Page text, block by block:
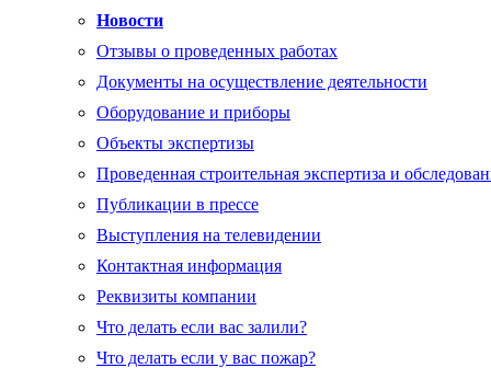
Новости
Отзывы о проведенных работах
Документы на осуществление деятельности
Оборудование и приборы
Объекты экспертизы
Проведенная строительная экспертиза и
Публикации в прессе
Выступления на телевидении
Контактная информация
Реквизиты компании
Что делать если вас залили?
Что делать если у вас пожар?